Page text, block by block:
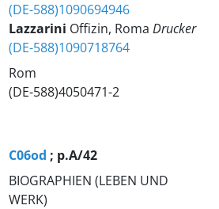
(DE-588)1090694946
Lazzarini Offizin, Roma Drucker
(DE-588)1090718764
Rom
(DE-588)4050471-2
C06od ; p.A/42
BIOGRAPHIEN (LEBEN UND
WERK)